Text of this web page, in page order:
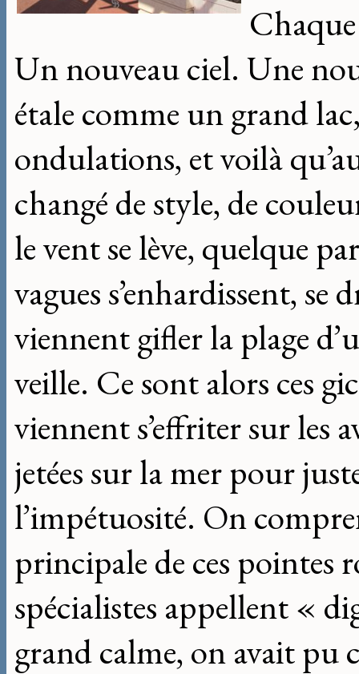
Un nouveau ciel. Une
étale comme un grand
ondulations, et voilà
changé de style, de
le vent se lève, quelque
vagues s’enhardissent, se
viennent gifler la plage
veille. Ce sont alors ces
viennent s’effriter sur les
jetées sur la mer pour
l’impétuosité. On
principale de ces pointes
spécialistes appellent «
grand calme, on avait pu